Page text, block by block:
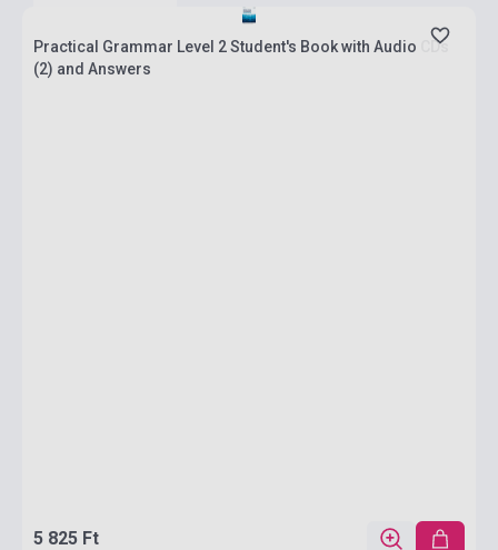
Practical Grammar Level 2 Student's Book with Audio CDs
(2) and Answers
5 825 Ft